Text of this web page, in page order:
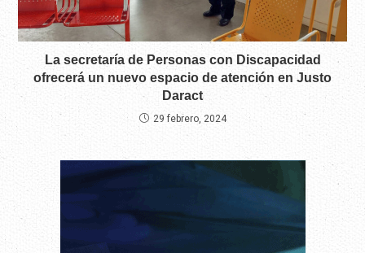
La secretaría de Personas con Discapacidad
ofrecerá un nuevo espacio de atención en Justo
Daract
29 febrero, 2024